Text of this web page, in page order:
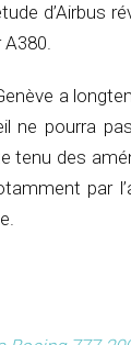
d’Airbus
A380.
a
ne pourra
tenu des
par